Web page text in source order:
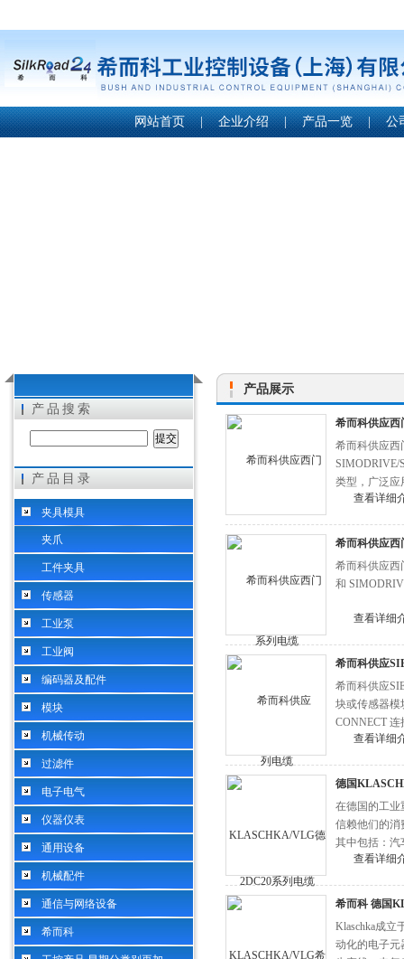
希而科工业控制设备（上海）有限公司
网站首页 | 企业介绍 | 产品一览 | 公
产品搜索
产品目录
夹具模具
夹爪
工件夹具
传感器
工业泵
工业阀
编码器及配件
模块
机械传动
过滤件
电子电气
仪器仪表
通用设备
机械配件
通信与网络设备
希而科
产品展示
希而科供应西
希而科供应西
SIMODRIVE/
类型，广泛应
查看详细
希而科供应西
希而科供应西
和
查看详细
希而科供应
希而科供应
块或传感器模
CONNECT
查看详细
德国
在德国的工业
信赖他们的消
其中包括：汽
德国查看详细
希而科 德国
Klaschka成立
动化的电子元